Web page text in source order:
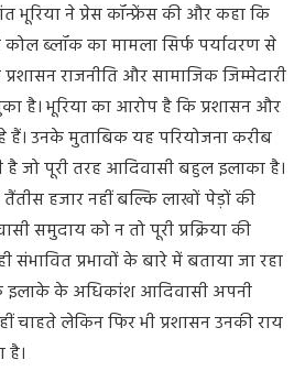
भूरिया ने प्रेस कॉन्फ्रेंस की और कहा कि
ब्लॉक का मामला सिर्फ पर्यावरण से
राजनीति और सामाजिक जिम्मेदारी
है। भूरिया का आरोप है कि प्रशासन और
उनके मुताबिक यह परियोजना करीब
है जो पूरी तरह आदिवासी बहुल इलाका है।
हजार नहीं बल्कि लाखों पेड़ों की
समुदाय को न तो पूरी प्रक्रिया की
संभावित प्रभावों के बारे में बताया जा रहा
इलाके के अधिकांश आदिवासी अपनी
चाहते लेकिन फिर भी प्रशासन उनकी राय
है।